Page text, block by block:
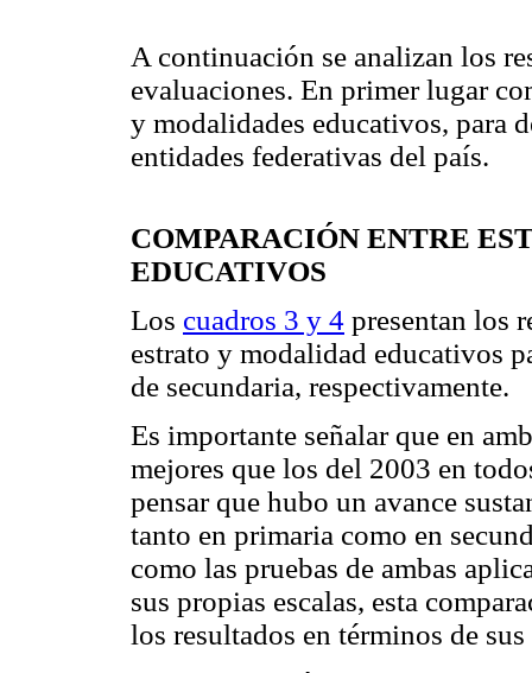
A continuación se analizan los
evaluaciones. En primer lugar
y modalidades educativos, para
entidades federativas del país.
COMPARACIÓN ENTRE
EDUCATIVOS
Los cuadros 3 y 4 presentan los
estrato y modalidad educativos
de secundaria, respectivamente.
Es importante señalar que en
mejores que los del 2003 en
pensar que hubo un avance
tanto en primaria como en
como las pruebas de ambas
sus propias escalas, esta
los resultados en términos de